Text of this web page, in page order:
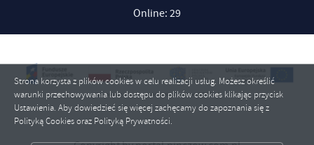
Online: 29
Strona korzysta z plików cookies w celu realizacji usług. Możesz określić
warunki przechowywania lub dostępu do plików cookies klikając przycisk
Ustawienia. Aby dowiedzieć się więcej zachęcamy do zapoznania się z
Polityką Cookies oraz Polityką Prywatności.